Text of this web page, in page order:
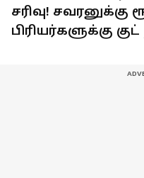
சரிவு! சவரனுக்கு
பிரியர்களுக்கு